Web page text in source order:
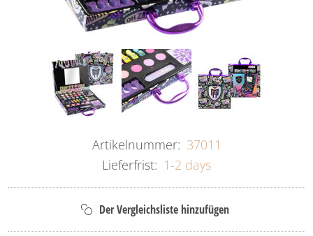
Artikelnummer: 37011
Lieferfrist: 1-2 days